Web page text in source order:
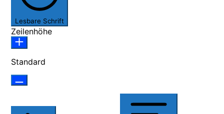
Lesbare Schrift
Zeilenhöhe
Standard